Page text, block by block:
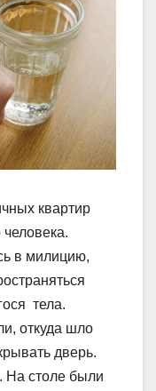
квартир
в милицию,
тела.
откуда шло
дверь.
На столе были